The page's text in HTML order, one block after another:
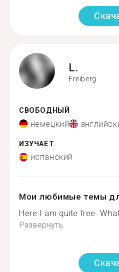
L.
Freiberg
СВОБОДНЫЙ
немецкий
ИЗУЧАЕТ
испанский
Мои любимые темы
Here I am quite free.
Развернуть